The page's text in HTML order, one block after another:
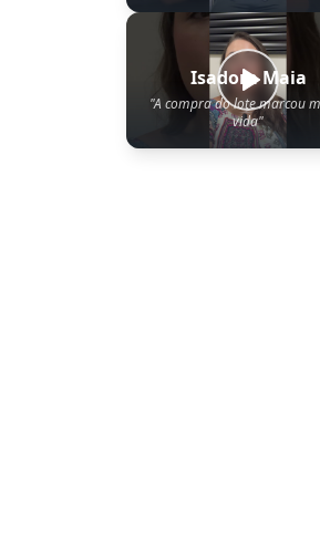
Isadora Maia
"A compra do lote marcou
vida"